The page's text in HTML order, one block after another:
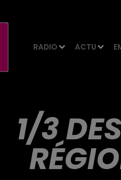
RADIO ACTU
1/3